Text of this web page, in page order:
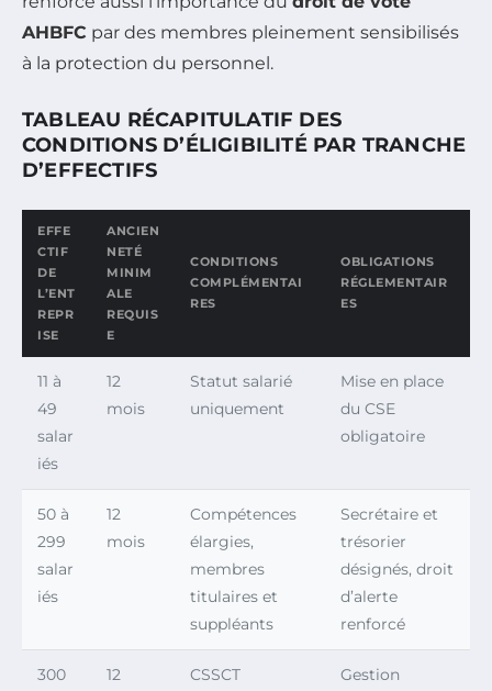
AHBFC par des membres pleinement sensibilisés
à la protection du personnel.
TABLEAU RÉCAPITULATIF DES
CONDITIONS D’ÉLIGIBILITÉ PAR TRANCHE
D’EFFECTIFS
EFFE
CTIF
DE
L’ENT
REPR
ISE
ANCIEN
NETÉ
MINIM
ALE
REQUIS
E
CONDITIONS
COMPLÉMENTAI
RES
OBLIGATIONS
RÉGLEMENTAIR
ES
11 à
49
salar
iés
12
mois
Statut salarié
uniquement
Mise en place
du CSE
obligatoire
50 à
299
salar
iés
12
mois
Compétences
élargies,
membres
titulaires et
suppléants
Secrétaire et
trésorier
désignés, droit
d’alerte
renforcé
300
12
CSSCT
Gestion